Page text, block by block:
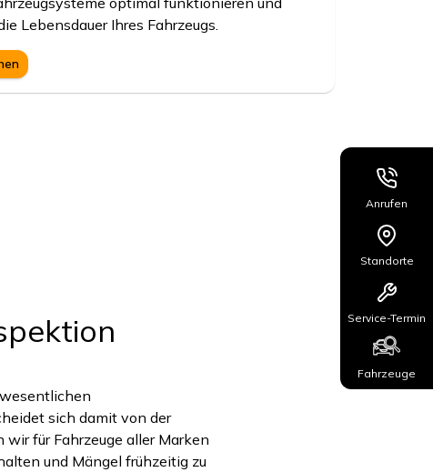
Lebensdauer Ihres Fahrzeugs.
sich damit von der
für Fahrzeuge aller Marken
und Mängel frühzeitig zu
Anrufen
Standorte
Service-Termin
Fahrzeuge